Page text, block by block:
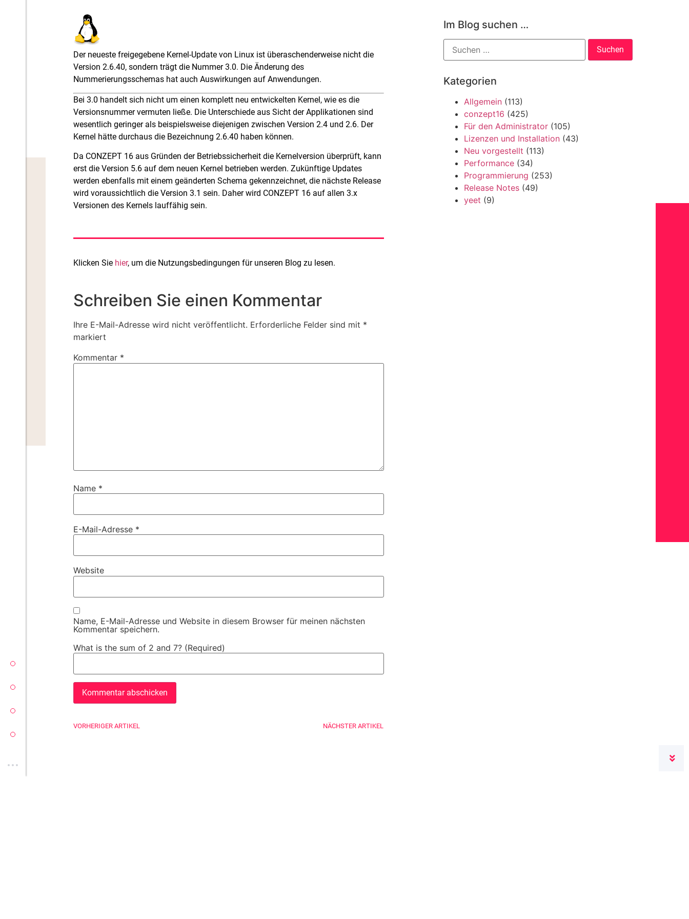
Der neueste freigegebene Kernel-Update von Linux ist überaschenderweise nicht die
Version 2.6.40, sondern trägt die Nummer 3.0. Die Änderung des
Nummerierungsschemas hat auch Auswirkungen auf Anwendungen.
Bei 3.0 handelt sich nicht um einen komplett neu entwickelten Kernel, wie es die
Versionsnummer vermuten ließe. Die Unterschiede aus Sicht der Applikationen sind
wesentlich geringer als beispielsweise diejenigen zwischen Version 2.4 und 2.6. Der
Kernel hätte durchaus die Bezeichnung 2.6.40 haben können.
Da CONZEPT 16 aus Gründen der Betriebssicherheit die Kernelversion überprüft, kann
erst die Version 5.6 auf dem neuen Kernel betrieben werden. Zukünftige Updates
werden ebenfalls mit einem geänderten Schema gekennzeichnet, die nächste Release
wird voraussichtlich die Version 3.1 sein. Daher wird CONZEPT 16 auf allen 3.x
Versionen des Kernels lauffähig sein.
Klicken Sie hier, um die Nutzungsbedingungen für unseren Blog zu lesen.
Schreiben Sie einen Kommentar
Ihre E-Mail-Adresse wird nicht veröffentlicht. Erforderliche Felder sind mit *
markiert
Kommentar *
Name *
E-Mail-Adresse *
Website
Name, E-Mail-Adresse und Website in diesem Browser für meinen nächsten
Kommentar speichern.
What is the sum of 2 and 7? (Required)
VORHERIGER ARTIKEL NÄCHSTER ARTIKEL
Im Blog suchen …
Kategorien
Allgemein (113)
conzept16 (425)
Für den Administrator (105)
Lizenzen und Installation (43)
Neu vorgestellt (113)
Performance (34)
Programmierung (253)
Release Notes (49)
yeet (9)